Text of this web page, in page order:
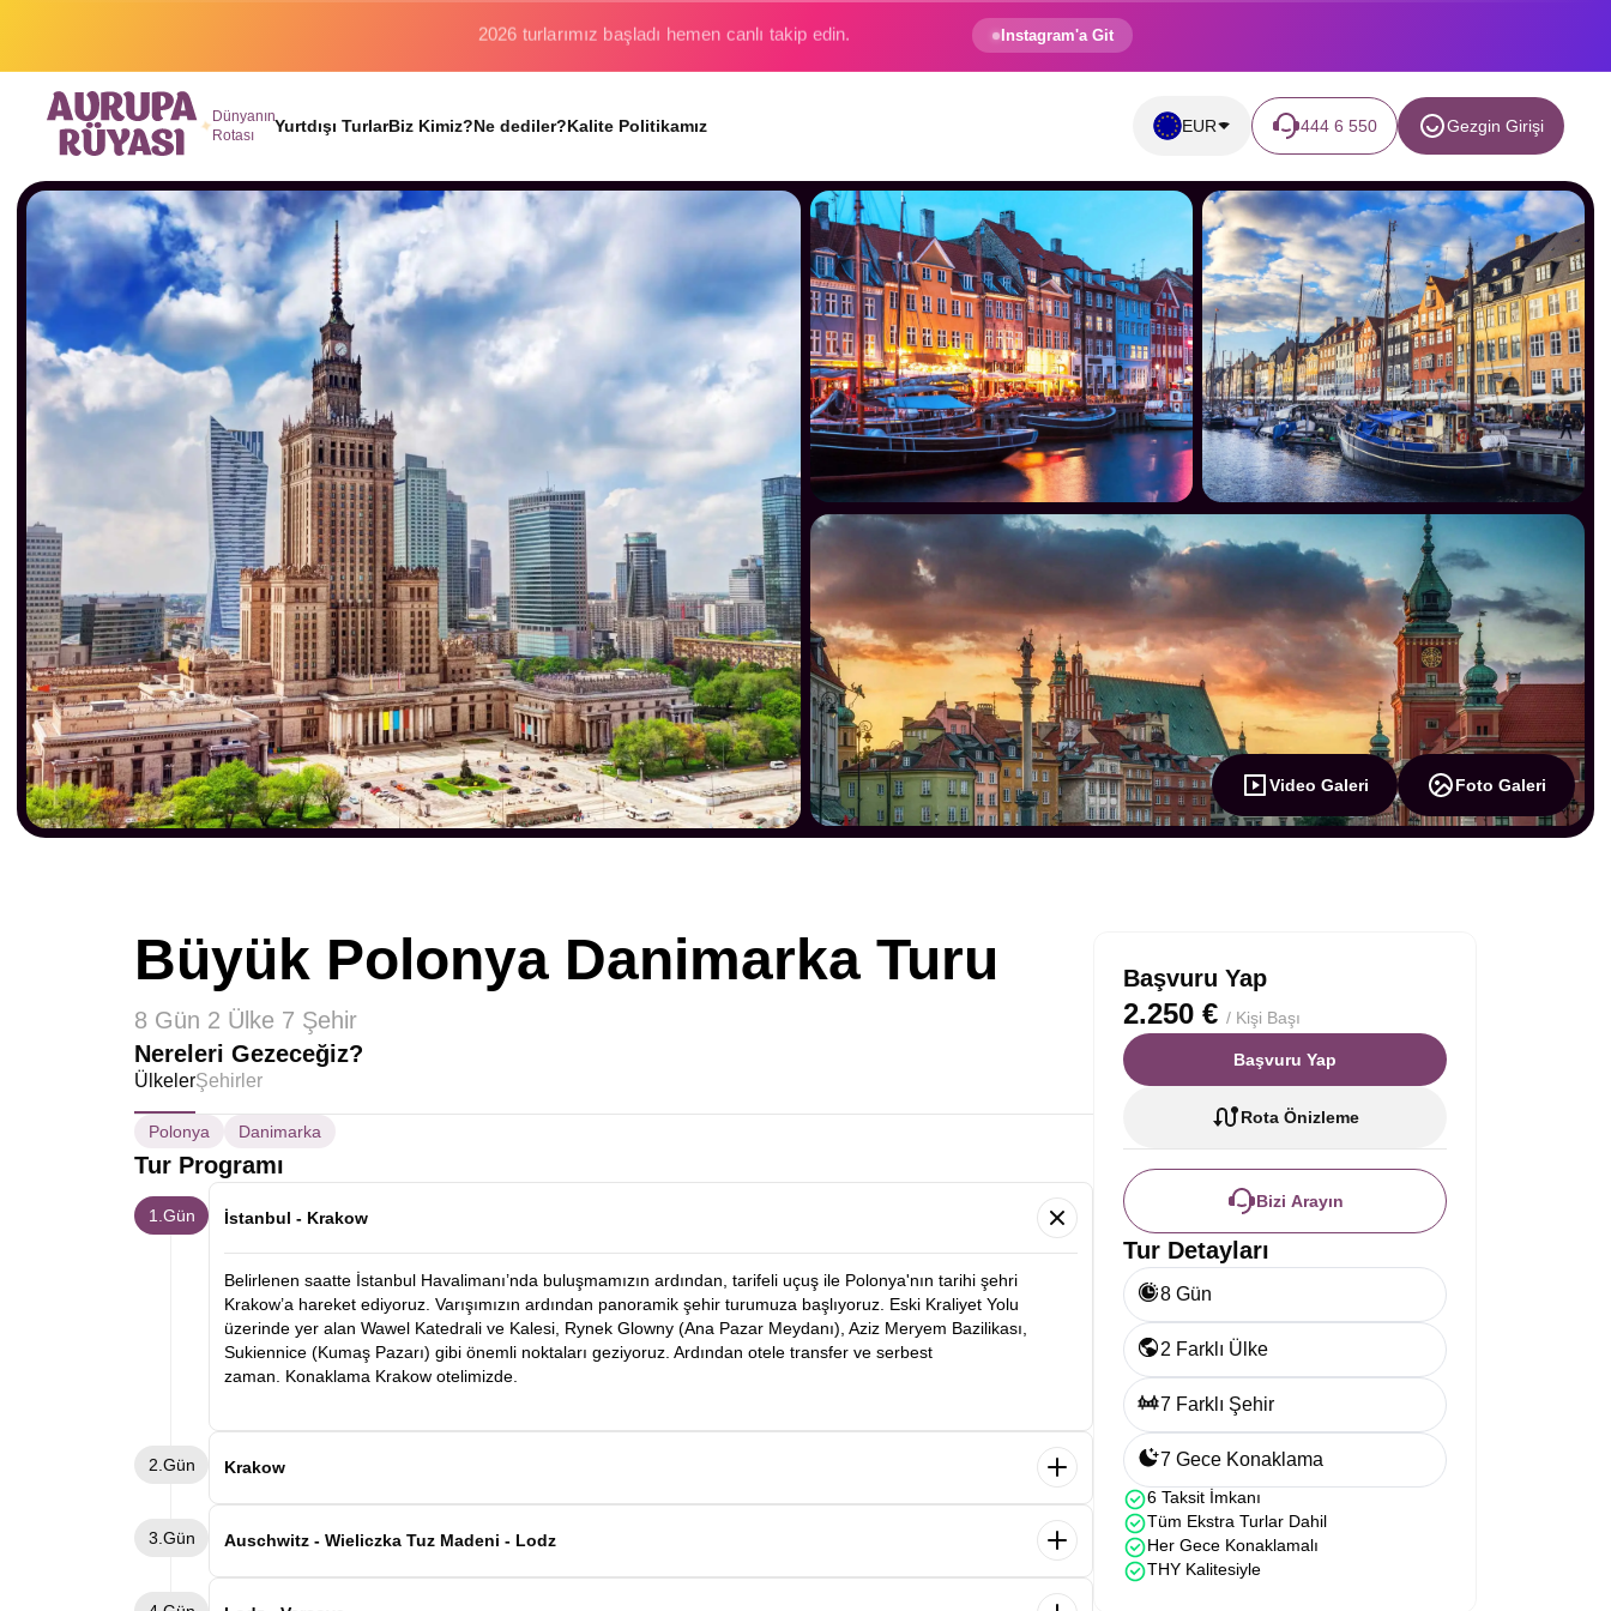
Binlerce gezginin hayali gerçek oluyor. Instagram'a Git
Dünyanın
Rotası
Yurtdışı TurlarBiz Kimiz?Ne dediler?Kalite Politikamız EUR 444 6 550 Gezgin Girişi
Video Galeri Foto Galeri
Büyük Polonya Danimarka Turu
8 Gün 2 Ülke 7 Şehir
Nereleri Gezeceğiz?
ÜlkelerŞehirler
Polonya Danimarka
Tur Programı
1.Gün İstanbul - Krakow
Belirlenen saatte İstanbul Havalimanı’nda buluşmamızın ardından, tarifeli uçuş ile Polonya'nın tarihi şehri
Krakow’a hareket ediyoruz. Varışımızın ardından panoramik şehir turumuza başlıyoruz. Eski Kraliyet Yolu
üzerinde yer alan Wawel Katedrali ve Kalesi, Rynek Glowny (Ana Pazar Meydanı), Aziz Meryem Bazilikası,
Sukiennice (Kumaş Pazarı) gibi önemli noktaları geziyoruz. Ardından otele transfer ve serbest
zaman. Konaklama Krakow otelimizde.
2.Gün Krakow
isteyen misafirlerimiz için alışveriş ve keşif imkânı da mevcut. Konaklama Krakow otelimizde.
3.Gün Auschwitz - Wieliczka Tuz Madeni - Lodz
Başvuru Yap
2.250 € / Kişi Başı
Başvuru Yap
Rota Önizleme
Bizi Arayın
Tur Detayları
8 Gün
2 Farklı Ülke
7 Farklı Şehir
7 Gece Konaklama
6 Taksit İmkanı
Tüm Ekstra Turlar Dahil
Her Gece Konaklamalı
THY Kalitesiyle